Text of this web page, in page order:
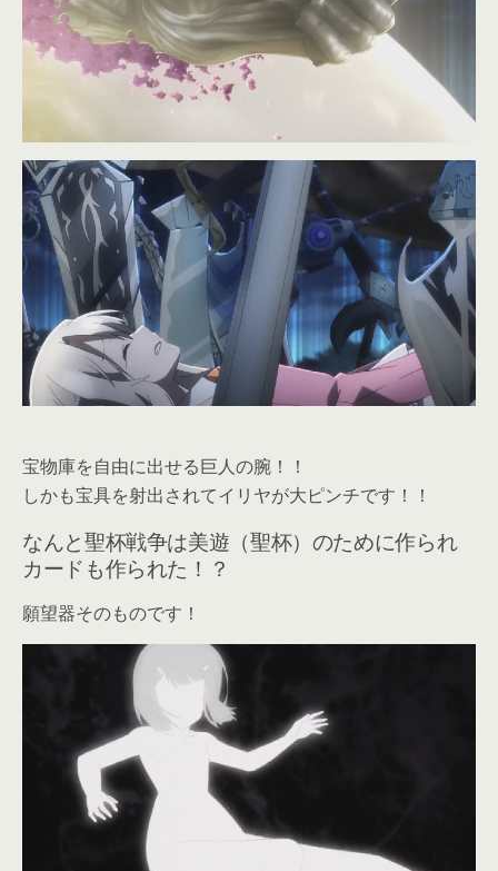
宝物庫を自由に出せる巨人の腕！！
しかも宝具を射出されてイリヤが大ピンチです！！
なんと聖杯戦争は美遊（聖杯）のために作られ
カードも作られた！？
願望器そのものです！